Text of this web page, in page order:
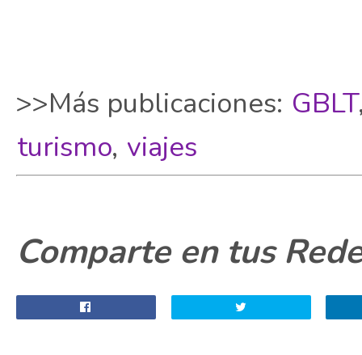
>>Más publicaciones: GBLT
turismo, viajes
Comparte en tus